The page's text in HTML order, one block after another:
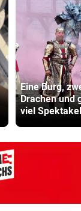
Eine Burg,
Drachen und
viel Spektakel